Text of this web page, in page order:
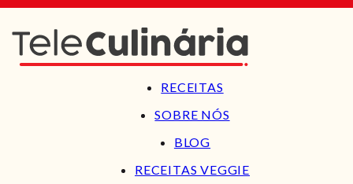
RECEITAS
SOBRE NÓS
BLOG
RECEITAS VEGGIE